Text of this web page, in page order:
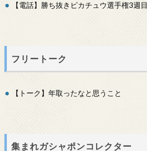
【電話】勝ち抜きピカチュウ選手権3週目
フリートーク
【トーク】年取ったなと思うこと
集まれガシャポンコレクター